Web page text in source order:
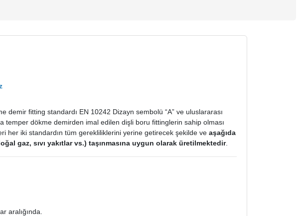
fitting standardı EN 10242 Dizayn sembolü “A” ve uluslararası
temper dökme demirden imal edilen dişli boru fittinglerin sahip olması
her iki standardın tüm gerekliliklerini yerine getirecek şekilde veaşağıda
gaz, sıvı yakıtlar vs.) taşınmasına uygun olarak üretilmektedir.
aralığında.